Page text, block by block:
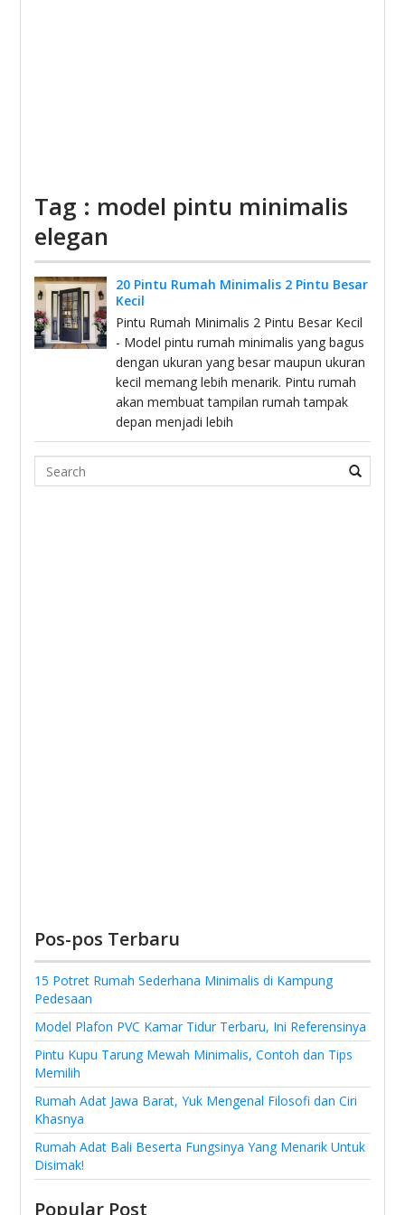
Tag : model pintu minimalis
elegan
20 Pintu Rumah Minimalis 2 Pintu Besar
Kecil
Pintu Rumah Minimalis 2 Pintu Besar Kecil
- Model pintu rumah minimalis yang bagus
dengan ukuran yang besar maupun ukuran
kecil memang lebih menarik. Pintu rumah
akan membuat tampilan rumah tampak
depan menjadi lebih
Search
Pos-pos Terbaru
15 Potret Rumah Sederhana Minimalis di Kampung
Pedesaan
Model Plafon PVC Kamar Tidur Terbaru, Ini Referensinya
Pintu Kupu Tarung Mewah Minimalis, Contoh dan Tips
Memilih
Rumah Adat Jawa Barat, Yuk Mengenal Filosofi dan Ciri
Khasnya
Rumah Adat Bali Beserta Fungsinya Yang Menarik Untuk
Disimak!
Popular Post